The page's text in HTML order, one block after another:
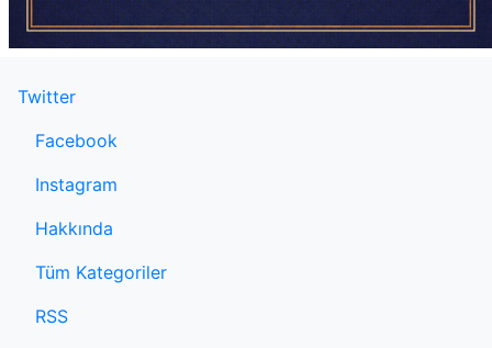
Twitter
Facebook
Instagram
Hakkında
Tüm Kategoriler
RSS